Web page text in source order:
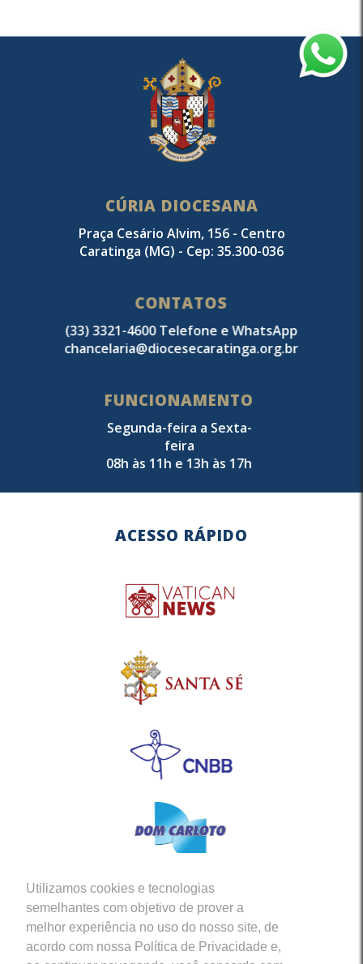
Utilizamos cookies e tecnologias
semelhantes com objetivo de prover a
melhor experiência no uso do nosso site, de
acordo com nossa Política de Privacidade e,
CÚRIA DIOCESANA
Praça Cesário Alvim, 156 - Centro
Caratinga (MG) - Cep: 35.300-036
CONTATOS
(33) 3321-4600 Telefone e WhatsApp
chancelaria@diocesecaratinga.org.br
FUNCIONAMENTO
Segunda-feira a Sexta-
feira
08h às 11h e 13h às 17h
ACESSO RÁPIDO
Siga-nos em nossas Redes Sociais